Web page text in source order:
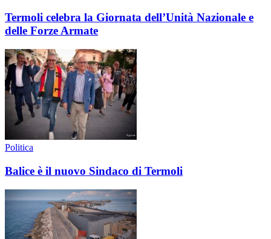
Termoli celebra la Giornata dell’Unità Nazionale e
delle Forze Armate
Politica
Balice è il nuovo Sindaco di Termoli